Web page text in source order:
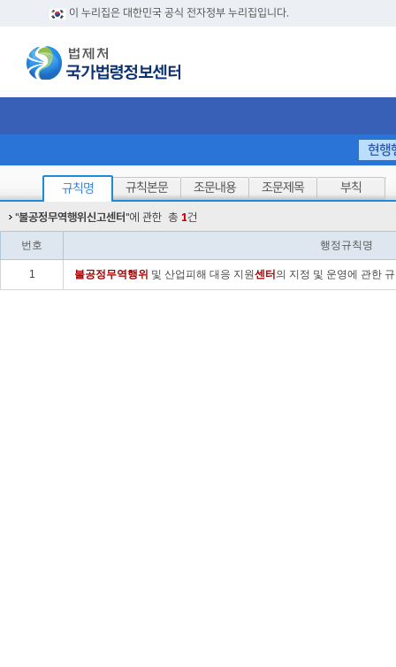
이 누리집은 대한민국 공식 전자정부 누리집입니다.
현행
규칙명 규칙본문 조문내용 조문제목 부칙
"불공정무역행위신고센터"에 관한 총 1건
번호 행정규칙명
1 불공정무역행위 및 산업피해 대응 지원센터 의 지정 및 운영에 관한